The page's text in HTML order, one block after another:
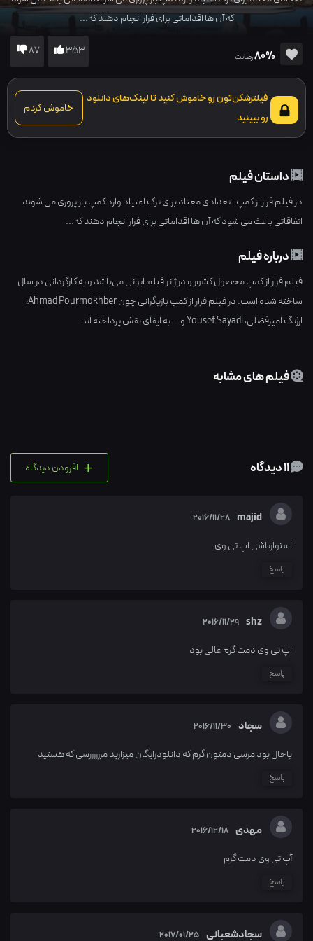
که آن ها اقداماتی برای فرار انجام دهند که...
80%رضایت 353
87
فیلترشکن‌تون رو خاموش کنید تا لینک‌های دانلود
رو ببینید
خاموش کردم
داستان فیلم
در فیلم فرار از کمپ : تعدادی معتاد برای ترک اعتیاد وارد کمپ باز پروری می شوند
اتفاقاتی باعث می شود که آن ها اقداماتی برای فرار انجام دهند که...
درباره فیلم
فیلم فرار از کمپ محصول کشور و در ژانرفیلم ایرانیمی‌باشد و به کارگردانی در سال
ساخته شده است. در فیلم فرار از کمپ بازیگرانی چونAhmad Pourmokhber،
ارژنگ امیرفضلی،Yousef Sayadiو... به ایفای نقش پرداخته اند.
فیلم های مشابه
+ افزودن دیدگاه
majid
2016/11/28
استوارباشی اپ تی وی
پاسخ
shz
2016/11/29
اپ تی وی دمت گرم عالی بود
پاسخ
سجاد 2016/11/30
باحال بود مرسی دمتون گرم که دانلودرایگان میزارید مررررررسی که هستید
پاسخ
مهدی 2016/12/18
آپ تی وی دمت گرم
پاسخ
سجادشعبانی 2017/01/25